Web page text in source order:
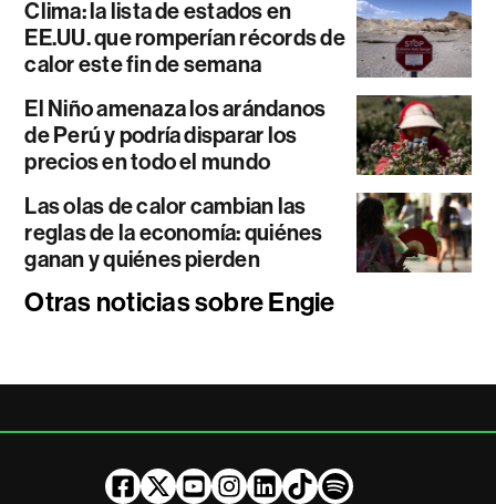
Clima: la lista de estados en
EE.UU. que romperían récords de
calor este fin de semana
El Niño amenaza los arándanos
de Perú y podría disparar los
precios en todo el mundo
Las olas de calor cambian las
reglas de la economía: quiénes
ganan y quiénes pierden
Otras noticias sobre Engie